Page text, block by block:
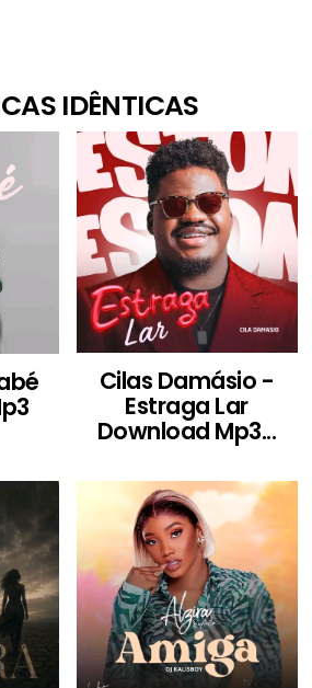
IDÊNTICAS
Cilas Damásio -
Estraga Lar
Download Mp3...